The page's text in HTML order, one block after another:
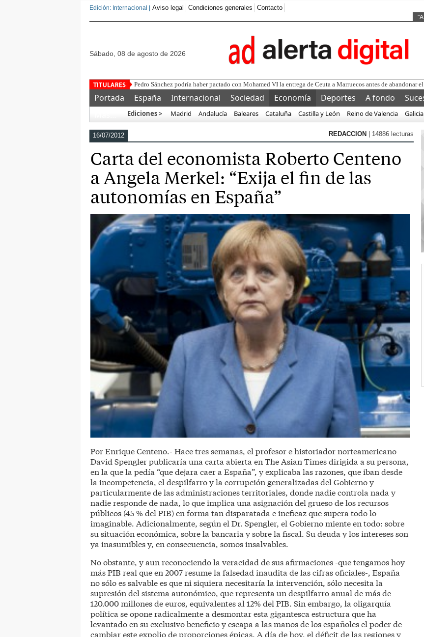
Edición: Internacional | Aviso legal Condiciones generales Contacto
sábado, 08 de agosto de 2026
Sólo regresaron a sus países 41 d
Portada España Internacional Sociedad Economía Deportes A fondo
Ediciones > Madrid Andalucía Baleares Cataluña Castilla y León Reino de Valencia Galicia
16/07/2012 REDACCION | 14886 lecturas
Carta del economista Roberto Centeno
a Angela Merkel: “Exija el fin de las
autonomías en España”
Por Enrique Centeno.- Hace tres semanas, el profesor e historiador norteamericano
David Spengler publicaría una carta abierta en The Asian Times dirigida a su persona,
en la que la pedía “que dejara caer a España”, y explicaba las razones, que iban desde
la incompetencia, el despilfarro y la corrupción generalizadas del Gobierno y
particularmente de las administraciones territoriales, donde nadie controla nada y
nadie responde de nada, lo que implica una asignación del grueso de los recursos
públicos (45 % del PIB) en forma tan disparatada e ineficaz que supera todo lo
imaginable. Adicionalmente, según el Dr. Spengler, el Gobierno miente en todo: sobre
su situación económica, sobre la bancaria y sobre la fiscal. Su deuda y los intereses son
ya inasumibles y, en consecuencia, somos insalvables.
No obstante, y aun reconociendo la veracidad de sus afirmaciones -que tengamos hoy
más PIB real que en 2007 resume la falsedad inaudita de las cifras oficiales-, España
no sólo es salvable es que ni siquiera necesitaría la intervención, sólo necesita la
supresión del sistema autonómico, que representa un despilfarro anual de más de
120.000 millones de euros, equivalentes al 12% del PIB. Sin embargo, la oligarquía
política se opone radicalmente a desmontar esta gigantesca estructura que ha
levantado en su exclusivo beneficio y escapa a las manos de los españoles el poder de
cambiar este expolio de proporciones épicas. A día de hoy, el déficit de las regiones y